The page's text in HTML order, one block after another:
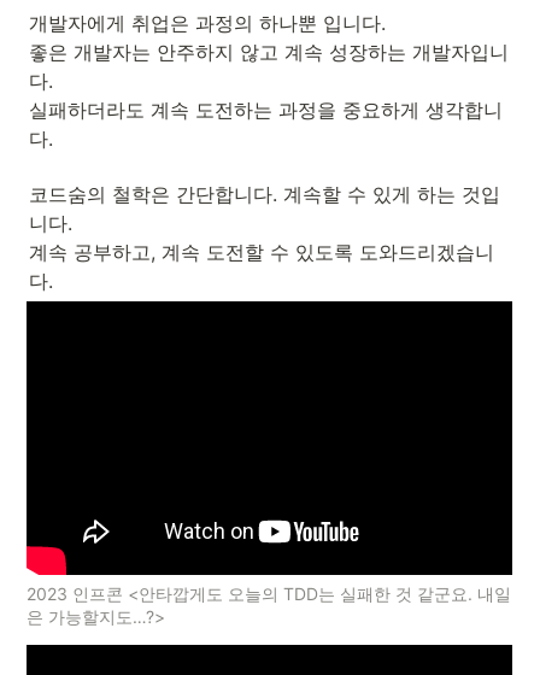
개발자에게 취업은 과정의 하나뿐 입니다.
좋은 개발자는 안주하지 않고 계속 성장하는 개발자입니
다.
실패하더라도 계속 도전하는 과정을 중요하게 생각합니
다.
코드숨의 철학은 간단합니다. 계속할 수 있게 하는 것입
니다.
계속 공부하고, 계속 도전할 수 있도록 도와드리겠습니
다.
2023 인프콘 <안타깝게도 오늘의 TDD는 실패한 것 같군요. 내일
은 가능할지도…?>